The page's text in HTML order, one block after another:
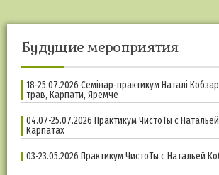
Будущие мероприятия
18-25.07.2026 Семінар-практикум Наталі
трав, Карпати, Яремче
04.07-25.07.2026 Практикум ЧистоТы с
Карпатах
03-23.05.2026 Практикум ЧистоТы с Натальей